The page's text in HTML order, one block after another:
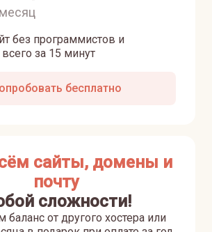
без программистов и
за 15 минут
бесплатно
сайты, домены и
почту
сложности!
баланс от другого хостера или